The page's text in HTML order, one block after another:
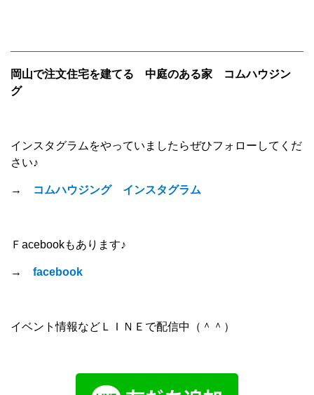
岡山で注文住宅を建てる 中庭のある家 コムハウジン
グ
インスタグラムをやっていましたらぜひフォローしてくだ
さい♪
→ コムハウジング インスタグラム
Ｆacebookもあります♪
→ facebook
イベント情報などＬＩＮＥで配信中（＾＾）